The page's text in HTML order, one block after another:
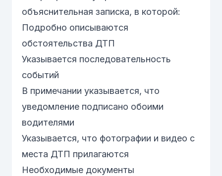
объяснительная записка, в которой:
Подробно описываются
обстоятельства ДТП
Указывается последовательность
событий
В примечании указывается, что
уведомление подписано обоими
водителями
Указывается, что фотографии и видео с
места ДТП прилагаются
Необходимые документы